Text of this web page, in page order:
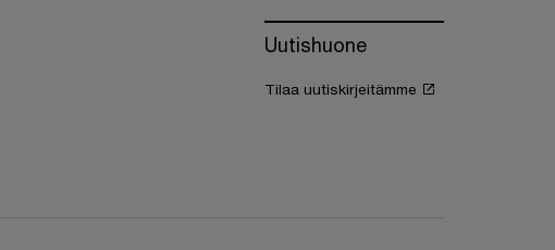
Uutishuone
Tilaa uutiskirjeitämme